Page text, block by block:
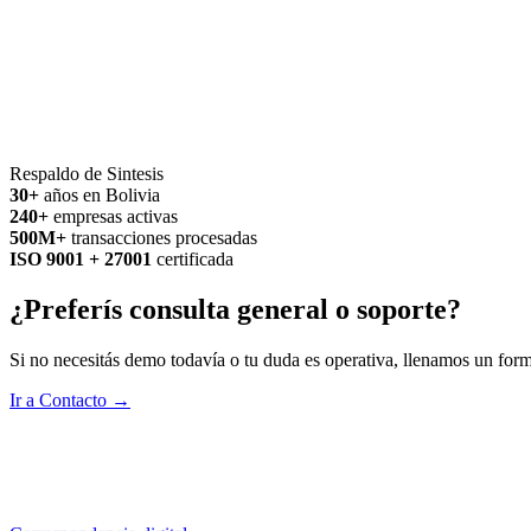
Respaldo de Sintesis
30+ años en Bolivia
240+ empresas activas
500M+ transacciones procesadas
ISO 9001 + 27001 certificada
¿Preferís consulta general o soporte?
Si no necesitás demo todavía o tu duda es operativa, llenamos un
Ir a Contacto →